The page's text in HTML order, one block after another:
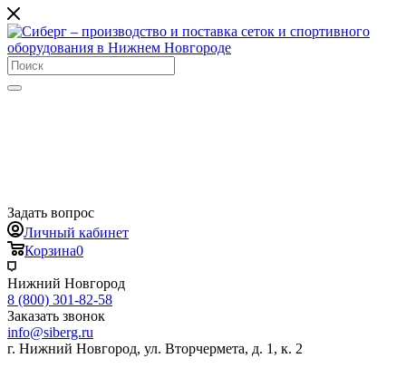
Задать вопрос
Личный кабинет
Корзина0
Нижний Новгород
8 (800) 301-82-58
Заказать звонок
info@siberg.ru
г. Нижний Новгород, ул. Вторчермета, д. 1, к. 2